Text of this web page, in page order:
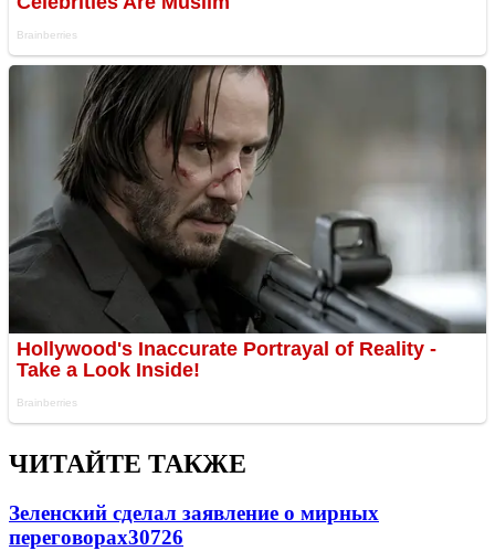
ЧИТАЙТЕ ТАКЖЕ
Зеленский сделал заявление о мирных
переговорах30726